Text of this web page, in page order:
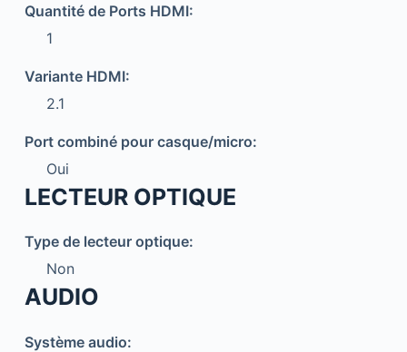
Quantité de Ports HDMI:
1
Variante HDMI:
2.1
Port combiné pour casque/micro:
Oui
LECTEUR OPTIQUE
Type de lecteur optique:
Non
AUDIO
Système audio: